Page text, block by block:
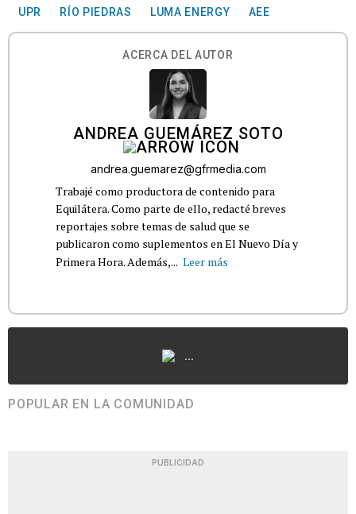
UPR RÍO PIEDRAS LUMA ENERGY AEE
ACERCA DEL AUTOR
ANDREA GUEMÁREZ SOTO
andrea.guemarez@gfrmedia.com
Trabajé como productora de contenido para
Equilátera. Como parte de ello, redacté breves
reportajes sobre temas de salud que se
publicaron como suplementos en El Nuevo Día y
Primera Hora. Además,... Leer más
...
POPULAR EN LA COMUNIDAD
PUBLICIDAD